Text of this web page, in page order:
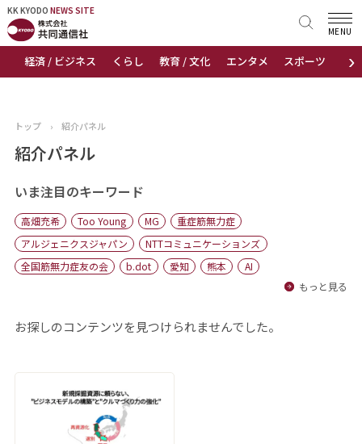
KK KYODO NEWS SITE
›
経済 / ビジネス くらし 教育 / 文化 エンタメ スポーツ 地域
MENU
KK KYODONEWS SITE
トップページ
ニュース
おすすめコンテンツ
出版物
会社概要
トップ › 紹介パネル
紹介パネル
いま注目のキーワード
高畑充希 Too Young MG
重症筋無力症
アルジェニクスジャパン
NTTコミュニケーションズ
全国筋無力症友の会
b.dot 愛知 熊本
AI
もっと見る
お探しのコンテンツを見つけられませんでした。